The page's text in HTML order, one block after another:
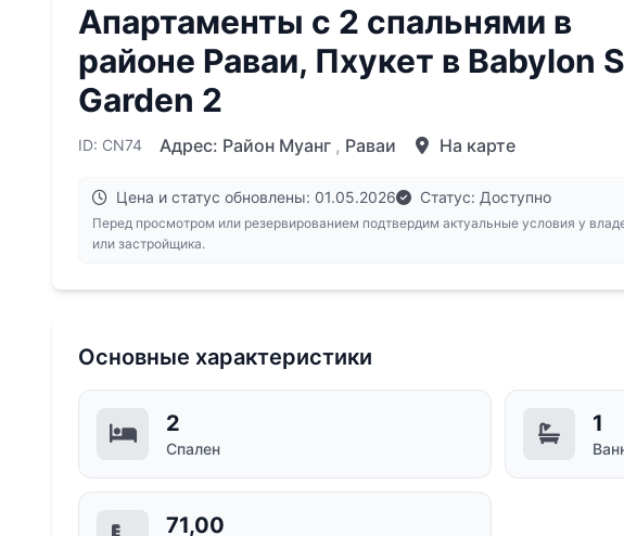
Апартаменты с 2 спальнями в
районе Раваи, Пхукет в Babylon
Garden 2
ID: CN74 Адрес: Район Муанг , Раваи На карте
Цена и статус обновлены: 01.05.2026 Статус: Доступно
Перед просмотром или резервированием подтвердим актуальные условия у
или застройщика.
Основные характеристики
2
Спален
1
71,00